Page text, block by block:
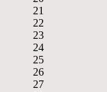
21
22
23
24
25
26
27